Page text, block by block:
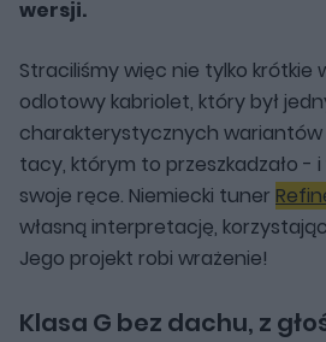
wersji.
Straciliśmy więc nie tylko krótkie
odlotowy kabriolet, który był
charakterystycznych wariantów
tacy, którym to przeszkadzało -
swoje ręce. Niemiecki tuner
własną interpretację,
Jego projekt robi wrażenie!
Klasa G bez dachu, z